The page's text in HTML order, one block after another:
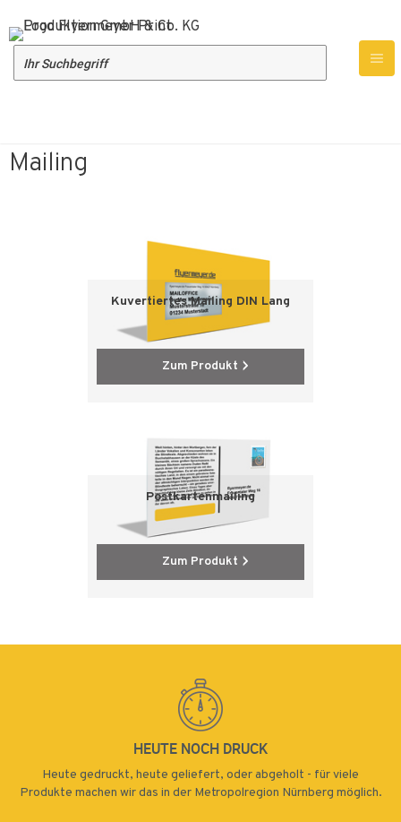
Mailing
Kuvertiertes Mailing DIN Lang
Zum Produkt
Postkartenmailing
Zum Produkt
HEUTE NOCH DRUCK
Heute gedruckt, heute geliefert, oder abgeholt - für viele
Produkte machen wir das in der Metropolregion Nürnberg möglich.